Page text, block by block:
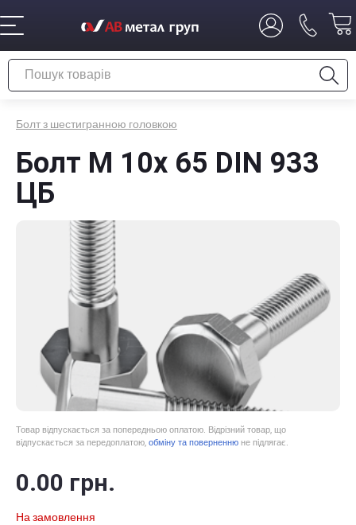
Болт з шестигранною головкою
Болт М 10x 65 DIN 933
ЦБ
Товар відпускається за попередньою оплатою. Відрізний товар, що
відпускається за передоплатою, обміну та поверненню не підлягає.
0.00 грн.
На замовлення